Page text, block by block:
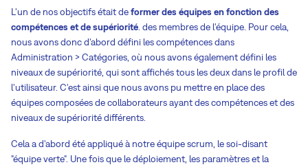
L'un de nos objectifs était deformer des équipes en fonction des
compétences et de supériorité . des membres de l'équipe. Pour cela,
nous avons donc d'abord défini les compétences dans
Administration > Catégories, où nous avons également défini les
niveaux de supériorité, qui sont affichés tous les deux dans le profil de
l'utilisateur. C'est ainsi que nous avons pu mettre en place des
équipes composées de collaborateurs ayant des compétences et des
niveaux de supériorité différents.
Cela a d'abord été appliqué à notre équipe scrum, le soi-disant
"équipe verte". Une fois que le déploiement, les paramètres et la